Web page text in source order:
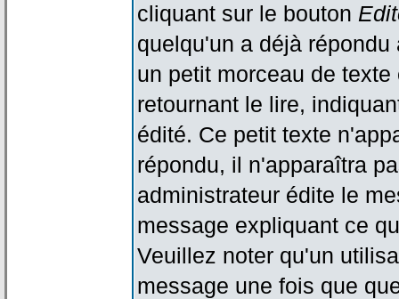
cliquant sur le bouton
quelqu'un a déjà
un petit morceau de
retournant le lire,
édité. Ce petit texte
répondu, il n'apparaîtra
administrateur édite le
message expliquant ce
Veuillez noter qu'un
message une fois que